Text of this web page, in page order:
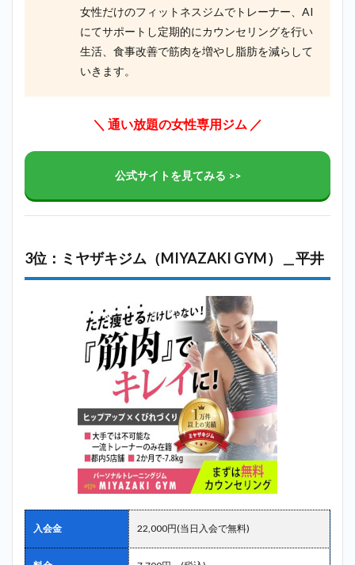
女性だけのフィットネスジムでトレーナー、AI
にてサポートし定期的にカウンセリングを行い
生活、食事改善で筋肉を増やし脂肪を減らして
いきます。
＼ 通い放題の女性専用ジム ／
公式サイトを見てみる >>
3位：ミヤザキジム（MIYAZAKI GYM）＿平井
入会金 22,000円(当日入会で無料)